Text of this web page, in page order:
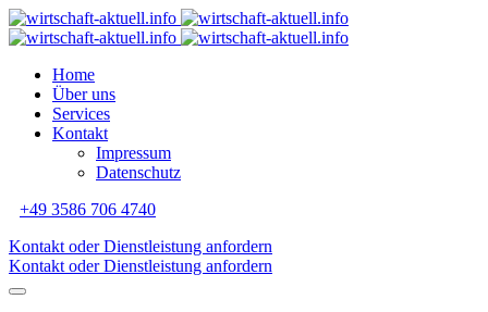
Home
Über uns
Services
Kontakt
Impressum
Datenschutz
+49 3586 706 4740
Kontakt oder Dienstleistung anfordern
Kontakt oder Dienstleistung anfordern